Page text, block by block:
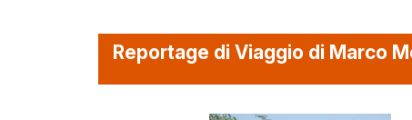
Reportage di Viaggio di Marco